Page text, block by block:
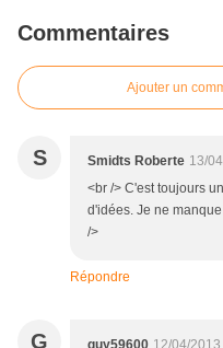
Commentaires
Ajouter un
S Smidts Roberte 13/
<br /> C'est toujours
d'idées. Je ne
/>
Répondre
G guy59600 12/04/